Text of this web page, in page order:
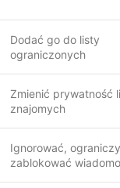
Dodać go do listy
ograniczonych
Zmienić prywatność
znajomych
Ignorować,
zablokować